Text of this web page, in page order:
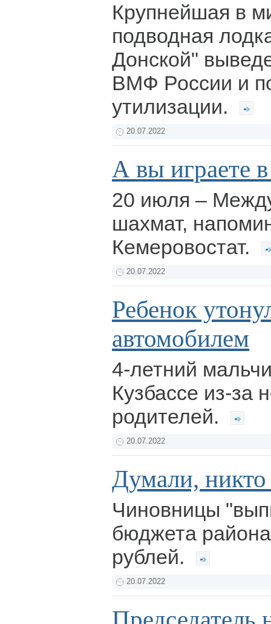
Крупнейшая в
подводная
Донской"
ВМФ России и
утилизации.
20.07.2022
А вы играете
20 июля –
шахмат,
Кемеровостат.
20.07.2022
Ребенок
автомобилем
4-летний
Кузбассе из-за
родителей.
20.07.2022
Думали, никто
Чиновницы
бюджета
рублей.
20.07.2022